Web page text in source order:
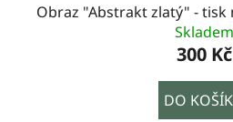
Obraz "Abstrakt zlatý" - tisk
Skladem
300 Kč
DO